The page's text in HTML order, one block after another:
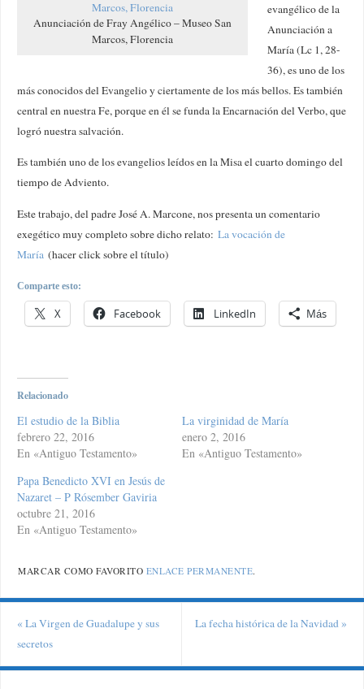
Anunciación de Fray Angélico – Museo San
Marcos, Florencia
evangélico de la
Anunciación a
María (Lc 1, 28-
36), es uno de los
más conocidos del Evangelio y ciertamente de los más bellos. Es también
central en nuestra Fe, porque en él se funda la Encarnación del Verbo, que
logró nuestra salvación.
Es también uno de los evangelios leídos en la Misa el cuarto domingo del
tiempo de Adviento.
Este trabajo, del padre José A. Marcone, nos presenta un comentario
exegético muy completo sobre dicho relato:La vocación de
María (hacer click sobre el título)
Comparte esto:
X Facebook LinkedIn Más
Relacionado
El estudio de la Biblia
febrero 22, 2016
En «Antiguo Testamento»
La virginidad de María
enero 2, 2016
En «Antiguo Testamento»
Papa Benedicto XVI en Jesús de
Nazaret – P Rósember Gaviria
octubre 21, 2016
En «Antiguo Testamento»
MARCAR COMO FAVORITO ENLACE PERMANENTE.
« La Virgen de Guadalupe y sus
secretos
La fecha histórica de la Navidad»